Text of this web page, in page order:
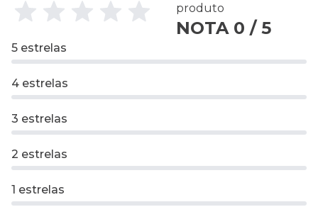
produto
NOTA 0 / 5
5 estrelas
4 estrelas
3 estrelas
2 estrelas
1 estrelas